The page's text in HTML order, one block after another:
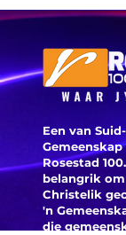
om
Een van
Gemeenskap
Rosestad
belangrik
Christelik
'n
die